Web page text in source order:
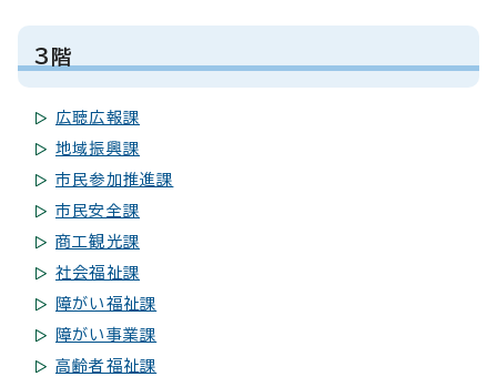
3階
広聴広報課
地域振興課
市民参加推進課
市民安全課
商工観光課
社会福祉課
障がい福祉課
障がい事業課
高齢者福祉課